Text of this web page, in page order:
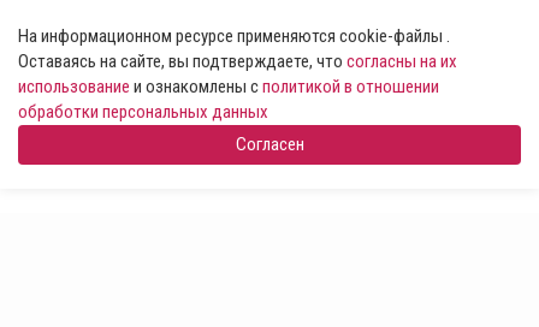
На информационном ресурсе применяются cookie-файлы .
Оставаясь на сайте, вы подтверждаете, что согласны на их
использование и ознакомлены сполитикой в отношении
обработки персональных данных
Согласен